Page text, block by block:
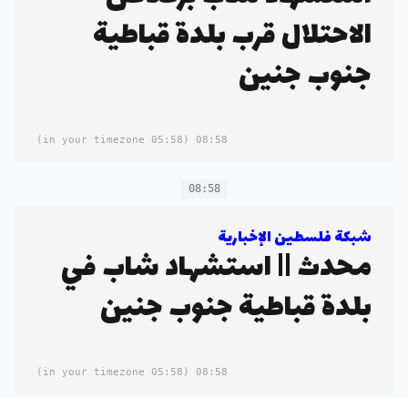
الاحتلال قرب بلدة قباطية
جنوب جنين
08:58
(05:58 in your timezone)
08:58
شبكة فلسطين الإخبارية
محدث || استشهاد شاب في
بلدة قباطية جنوب جنين
08:58
(05:58 in your timezone)